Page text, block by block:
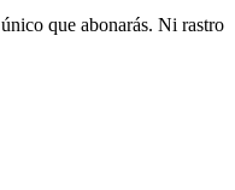
que abonarás. Ni rastro